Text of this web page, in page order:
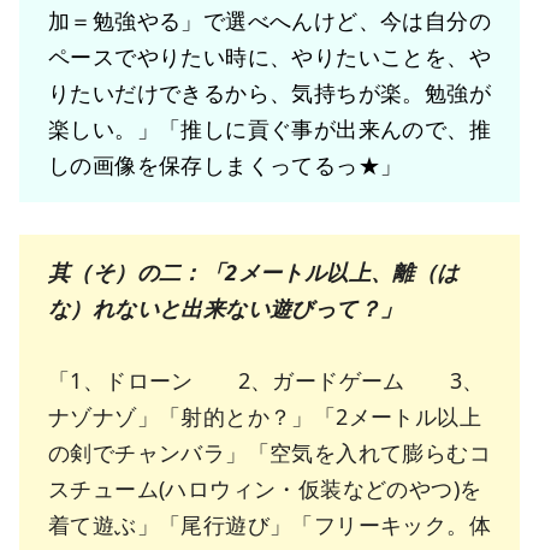
加＝勉強やる」で選べへんけど、今は自分の
ペースでやりたい時に、やりたいことを、や
りたいだけできるから、気持ちが楽。勉強が
楽しい。」「推しに貢ぐ事が出来んので、推
しの画像を保存しまくってるっ★」
其（そ）の二：「2メートル以上、離（は
な）れないと出来ない遊びって？」
「1、ドローン 2、ガードゲーム 3、
ナゾナゾ」「射的とか？」「2メートル以上
の剣でチャンバラ」「空気を入れて膨らむコ
スチューム(ハロウィン・仮装などのやつ)を
着て遊ぶ」「尾行遊び」「フリーキック。体